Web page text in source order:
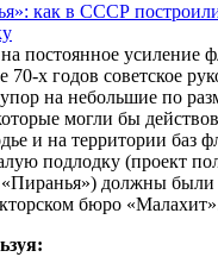
как в СССР
постоянное усиление
70-х годов советское
упор на небольшие по
могли бы
и на территории баз
подлодку (проект
должны были
бюро